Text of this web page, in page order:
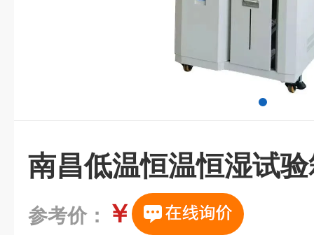
南昌低温恒温恒湿试
参考价： ￥